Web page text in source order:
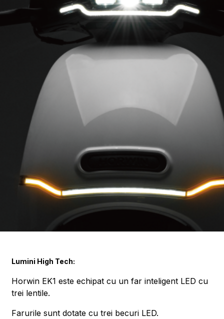
Lumini High Tech:
Horwin EK1 este echipat cu un far inteligent LED cu
trei lentile.
Farurile sunt dotate cu trei becuri LED.